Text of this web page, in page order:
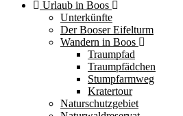
Urlaub in Boos
Unterkünfte
Der Booser Eifelturm
Wandern in Boos
Traumpfad
Traumpfädchen
Stumpfarmweg
Kratertour
Naturschutzgebiet